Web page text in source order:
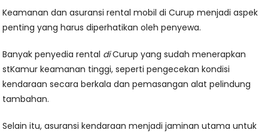
Keamanan dan asuransi rental mobil di Curup menjadi aspek
penting yang harus diperhatikan oleh penyewa.
Banyak penyedia rental diCurup yang sudah menerapkan
stKamur keamanan tinggi, seperti pengecekan kondisi
kendaraan secara berkala dan pemasangan alat pelindung
tambahan.
Selain itu, asuransi kendaraan menjadi jaminan utama untuk